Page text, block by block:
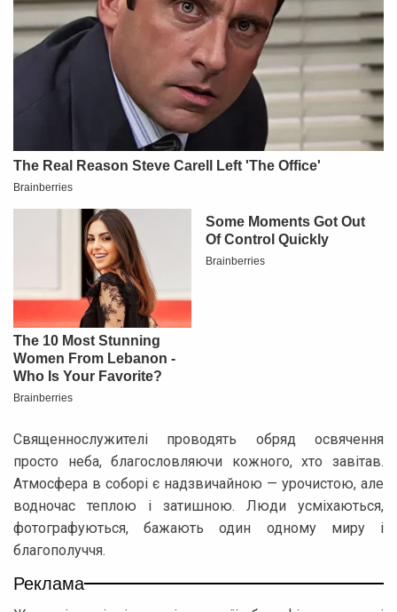
Священнослужителі проводять обряд освячення
просто неба, благословляючи кожного, хто завітав.
Атмосфера в соборі є надзвичайною — урочистою, але
водночас теплою і затишною. Люди усміхаються,
фотографуються, бажають один одному миру і
благополуччя.
Реклама